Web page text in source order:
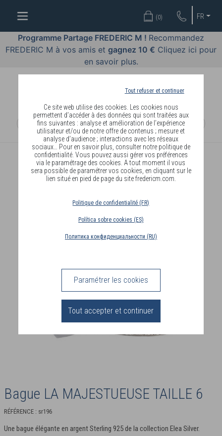
Tout refuser et continuer
Ce site web utilise des cookies. Les cookies nous
permettent d’accéder à des données qui sont traitées aux
fins suivantes : analyse et amélioration de l’expérience
utilisateur et/ou de notre offre de contenus ; mesure et
analyse d’audience ; interactions avec les réseaux
sociaux… Pour en savoir plus, consulter notre politique de
confidentialité. Vous pouvez aussi gérer vos préférences
via le paramétrage des cookies. A tout moment il vous
sera possible de paramétrer vos cookies, en cliquant sur le
lien situé en pied de page du site fredericm.com.
Politique de confidentialité (FR)
Política sobre cookies (ES)
Политика конфиденциальности (RU)
Paramétrer les cookies
Tout accepter et continuer
FR
(0)
Programme Partage FREDERIC M ! Recommandez
FREDERIC M à vos amis et gagnez 10 € Cliquez ici pour
en savoir plus.
BIEN-
ÊTRE
PAR
BODY
COSMETIQUES
MAQUILLAGES
PARFUMS
BIJOUX
Bague LA MAJESTUEUSE TAILLE 6
RÉFÉRENCE : sr196
Une bague élégante en argent Sterling 925 de la collection Elea Silver.